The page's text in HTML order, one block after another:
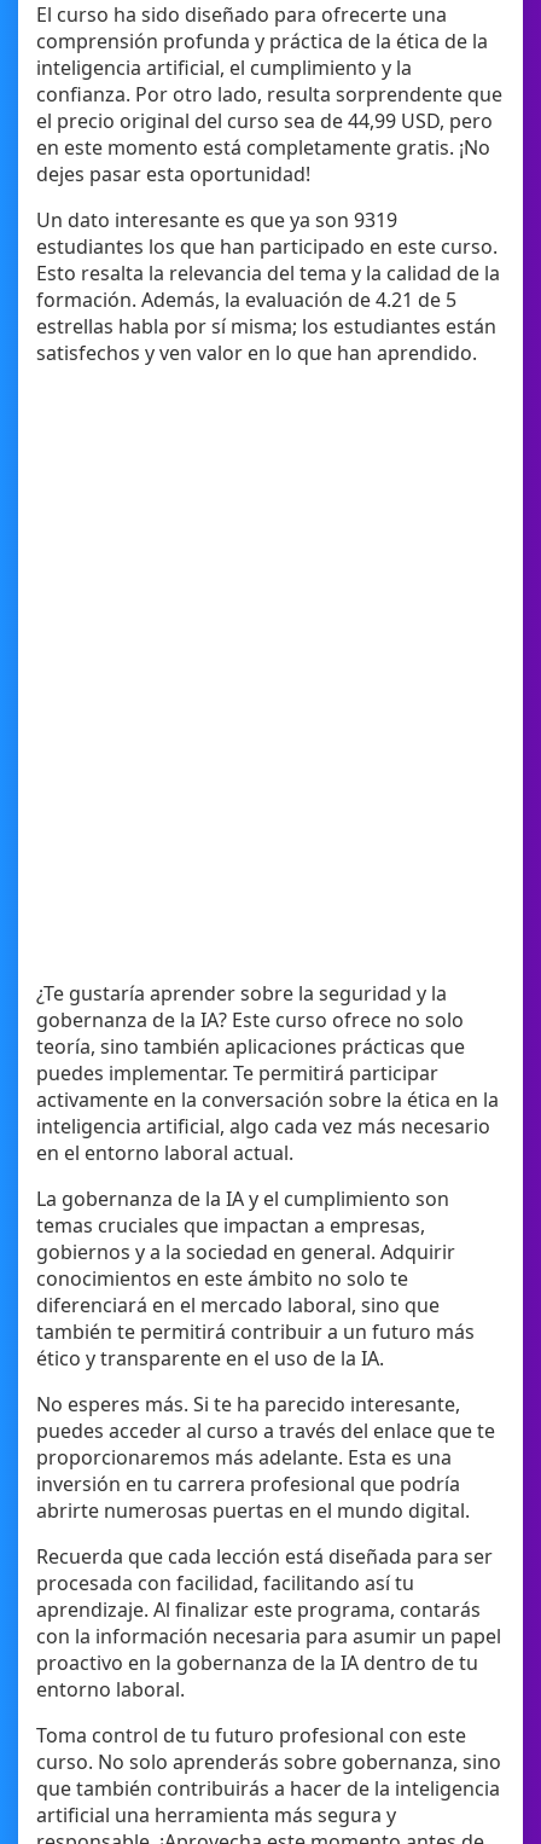
El curso ha sido diseñado para ofrecerte una
comprensión profunda y práctica de la ética de la
inteligencia artificial, el cumplimiento y la
confianza. Por otro lado, resulta sorprendente que
el precio original del curso sea de 44,99 USD, pero
en este momento está completamente gratis. ¡No
dejes pasar esta oportunidad!
Un dato interesante es que ya son 9319
estudiantes los que han participado en este curso.
Esto resalta la relevancia del tema y la calidad de la
formación. Además, la evaluación de 4.21 de 5
estrellas habla por sí misma; los estudiantes están
satisfechos y ven valor en lo que han aprendido.
¿Te gustaría aprender sobre la seguridad y la
gobernanza de la IA? Este curso ofrece no solo
teoría, sino también aplicaciones prácticas que
puedes implementar. Te permitirá participar
activamente en la conversación sobre la ética en la
inteligencia artificial, algo cada vez más necesario
en el entorno laboral actual.
La gobernanza de la IA y el cumplimiento son
temas cruciales que impactan a empresas,
gobiernos y a la sociedad en general. Adquirir
conocimientos en este ámbito no solo te
diferenciará en el mercado laboral, sino que
también te permitirá contribuir a un futuro más
ético y transparente en el uso de la IA.
No esperes más. Si te ha parecido interesante,
puedes acceder al curso a través del enlace que te
proporcionaremos más adelante. Esta es una
inversión en tu carrera profesional que podría
abrirte numerosas puertas en el mundo digital.
Recuerda que cada lección está diseñada para ser
procesada con facilidad, facilitando así tu
aprendizaje. Al finalizar este programa, contarás
con la información necesaria para asumir un papel
proactivo en la gobernanza de la IA dentro de tu
entorno laboral.
Toma control de tu futuro profesional con este
curso. No solo aprenderás sobre gobernanza, sino
que también contribuirás a hacer de la inteligencia
artificial una herramienta más segura y